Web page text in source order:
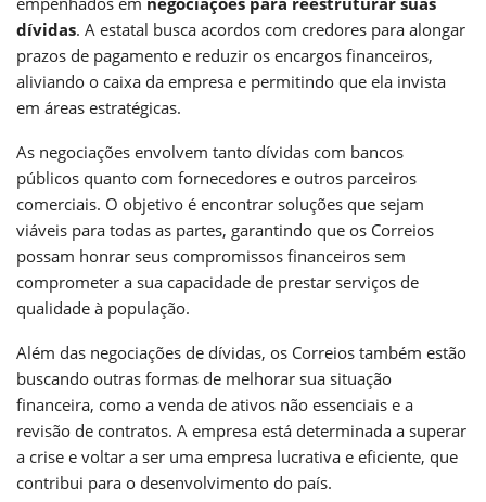
dívidas. A estatal busca acordos com credores para alongar
prazos de pagamento e reduzir os encargos financeiros,
aliviando o caixa da empresa e permitindo que ela invista
em áreas estratégicas.
As negociações envolvem tanto dívidas com bancos
públicos quanto com fornecedores e outros parceiros
comerciais. O objetivo é encontrar soluções que sejam
viáveis para todas as partes, garantindo que os Correios
possam honrar seus compromissos financeiros sem
comprometer a sua capacidade de prestar serviços de
qualidade à população.
Além das negociações de dívidas, os Correios também estão
buscando outras formas de melhorar sua situação
financeira, como a venda de ativos não essenciais e a
revisão de contratos. A empresa está determinada a superar
a crise e voltar a ser uma empresa lucrativa e eficiente, que
contribui para o desenvolvimento do país.